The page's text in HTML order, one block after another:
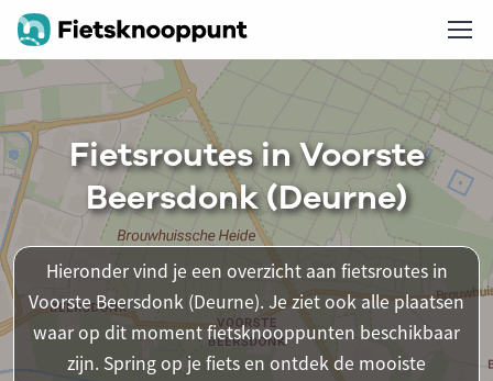
Fietsroutes in Voorste
Beersdonk (Deurne)
Hieronder vind je een overzicht aan fietsroutes in
Voorste Beersdonk (Deurne). Je ziet ook alle plaatsen
waar op dit moment fietsknooppunten beschikbaar
zijn. Spring op je fiets en ontdek de mooiste